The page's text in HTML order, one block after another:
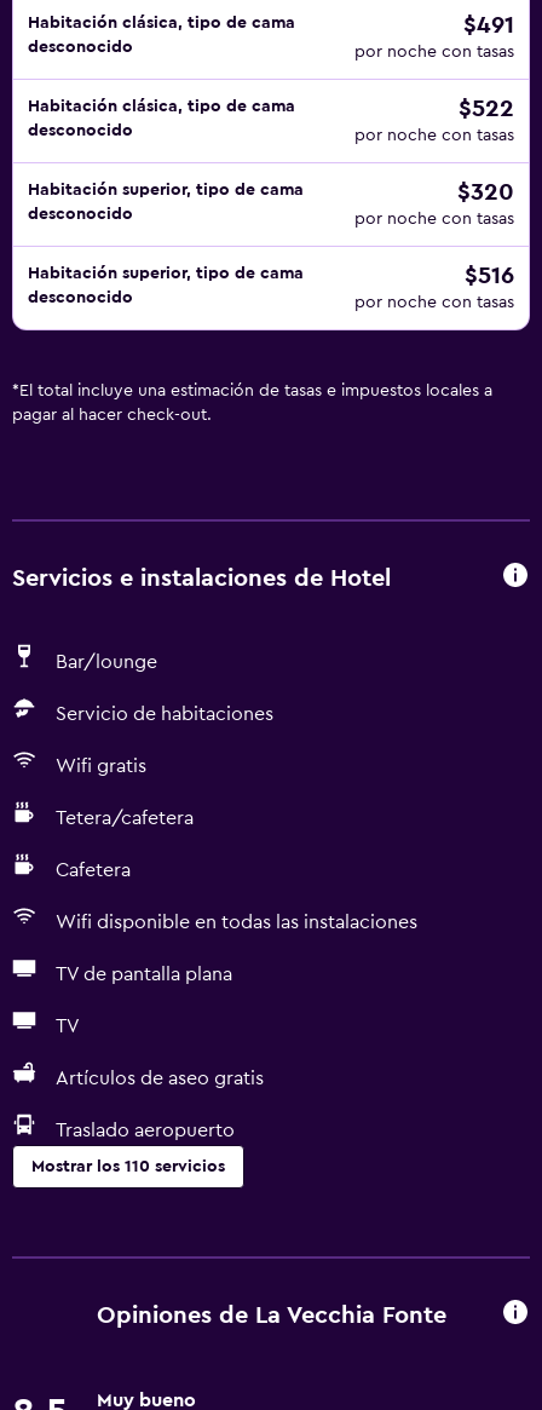
Habitación clásica, tipo de cama
desconocido
$491
por noche con tasas
Habitación clásica, tipo de cama
desconocido
$522
por noche con tasas
Habitación superior, tipo de cama
desconocido
$320
por noche con tasas
Habitación superior, tipo de cama
desconocido
$516
por noche con tasas
* El total incluye una estimación de tasas e impuestos locales a
pagar al hacer check-out.
Servicios e instalaciones de Hotel
Bar/lounge
Servicio de habitaciones
Wifi gratis
Tetera/cafetera
Cafetera
Wifi disponible en todas las instalaciones
TV de pantalla plana
TV
Artículos de aseo gratis
Traslado aeropuerto
Mostrar los 110 servicios
Wifi disponible en todas las instalaciones
Opiniones de La Vecchia Fonte
Muy bueno